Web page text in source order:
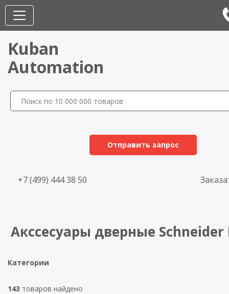
Kuban
Automation
Отправить запрос
+7 (499) 444 38 50
Акссесуары дверные Schneider
Категории
143 товаров найдено